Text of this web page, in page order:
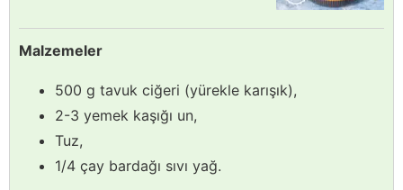
Malzemeler
500 g tavuk ciğeri (yürekle karışık),
2-3 yemek kaşığı un,
Tuz,
1/4 çay bardağı sıvı yağ.